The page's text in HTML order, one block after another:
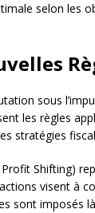
selon les
sous
les règles
stratégies
Shifting)
visent à
sont imposés